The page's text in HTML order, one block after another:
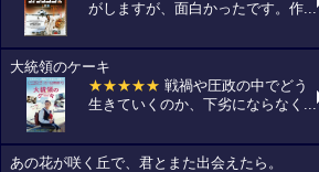
がしますが、面白かったです。作...
大統領のケーキ
★★★★★ 戦禍や圧政の中でどう
生きていくのか、下劣にならなく...
あの花が咲く丘で、君とまた出会えたら。